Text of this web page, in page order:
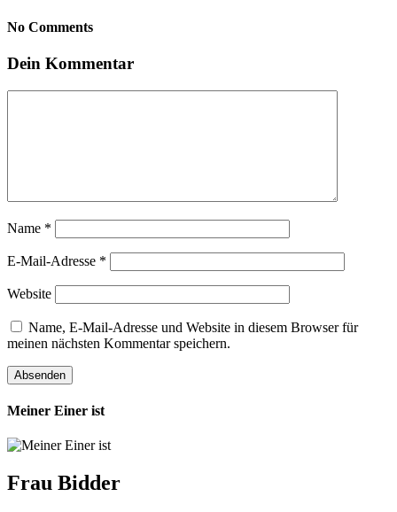
No Comments
Dein Kommentar
Name *
E-Mail-Adresse *
Website
Name, E-Mail-Adresse und Website in diesem Browser für
meinen nächsten Kommentar speichern.
Meiner Einer ist
Frau Bidder